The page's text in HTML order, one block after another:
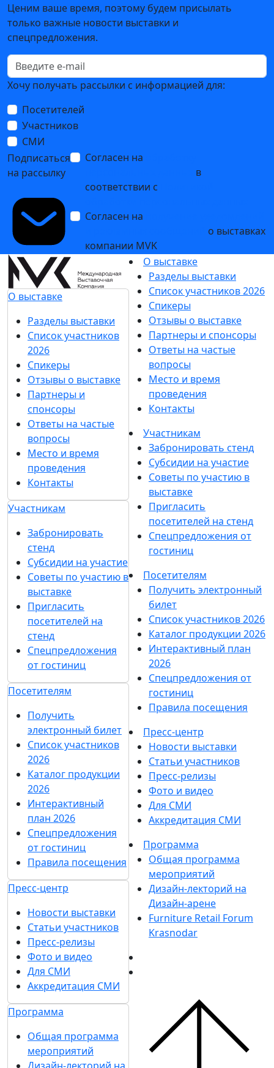
Ценим ваше время, поэтому будем присылать
только важные новости выставки и
спецпредложения.
Хочу получать рассылки с информацией для:
Посетителей
Участников
СМИ
Подписаться
на рассылку
Согласен на
в
соответствии с
Согласен на
о выставках
компании MVK
О выставке
Разделы выставки
Список участников
2026
Спикеры
Отзывы о выставке
Партнеры и
спонсоры
Ответы на частые
вопросы
Место и время
проведения
Контакты
Участникам
Забронировать
стенд
Субсидии на участие
Советы по участию в
выставке
Пригласить
посетителей на
стенд
Спецпредложения
от гостиниц
Посетителям
Получить
электронный билет
Список участников
2026
Каталог продукции
2026
Интерактивный
план 2026
Спецпредложения
от гостиниц
Правила посещения
Пресс-центр
Новости выставки
Статьи участников
Пресс-релизы
Фото и видео
Для СМИ
Аккредитация СМИ
Программа
Общая программа
мероприятий
Дизайн-лекторий на
О выставке
Разделы выставки
Список участников 2026
Спикеры
Отзывы о выставке
Партнеры и спонсоры
Ответы на частые
вопросы
Место и время
проведения
Контакты
Участникам
Забронировать стенд
Субсидии на участие
Советы по участию в
выставке
Пригласить
посетителей на стенд
Спецпредложения от
гостиниц
Посетителям
Получить электронный
билет
Список участников 2026
Каталог продукции 2026
Интерактивный план
2026
Спецпредложения от
гостиниц
Правила посещения
Пресс-центр
Новости выставки
Статьи участников
Пресс-релизы
Фото и видео
Для СМИ
Аккредитация СМИ
Программа
Общая программа
мероприятий
Дизайн-лекторий на
Дизайн-арене
Furniture Retail Forum
Krasnodar